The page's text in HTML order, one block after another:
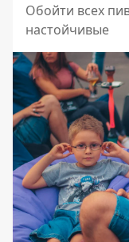
Обойти всех
настойчивые